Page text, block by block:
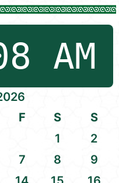
F S
S
1
2
7 8
9